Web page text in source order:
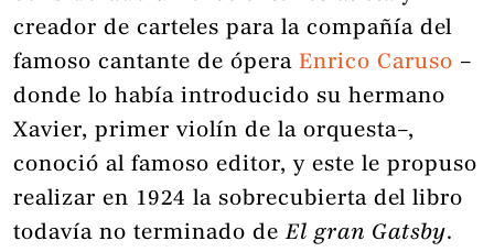
creador de carteles para la compañía del
famoso cantante de ópera Enrico Caruso –
donde lo había introducido su hermano
Xavier, primer violín de la orquesta–,
conoció al famoso editor, y este le propuso
realizar en 1924 la sobrecubierta del libro
todavía no terminado deEl gran Gatsby.